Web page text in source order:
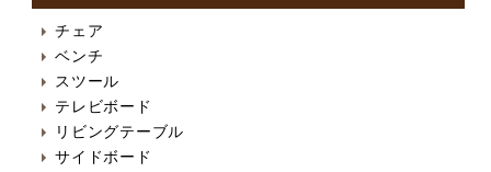
チェア
ベンチ
スツール
テレビボード
リビングテーブル
サイドボード